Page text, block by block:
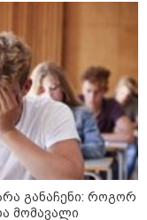
- ტრაგიკული
რომელიც
საქართველო
განაჩენი: როგორ
მომავალი